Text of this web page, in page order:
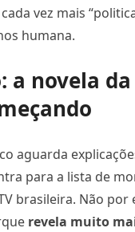
vez mais
humana.
a novela
aguarda
para a lista de
brasileira. Não por
revela muito